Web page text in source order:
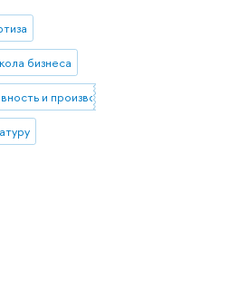
бизнеса
и производственные системы